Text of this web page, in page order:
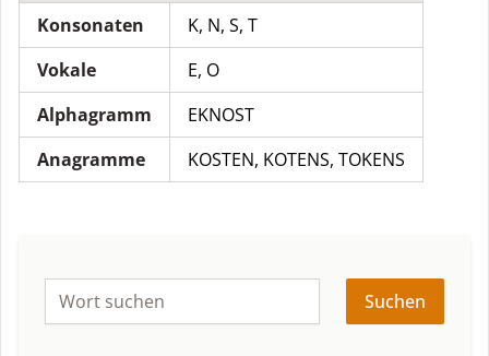
Konsonaten
K, N, S, T
Vokale
E, O
Alphagramm
EKNOST
Anagramme
KOSTEN, KOTENS, TOKENS
Suchen